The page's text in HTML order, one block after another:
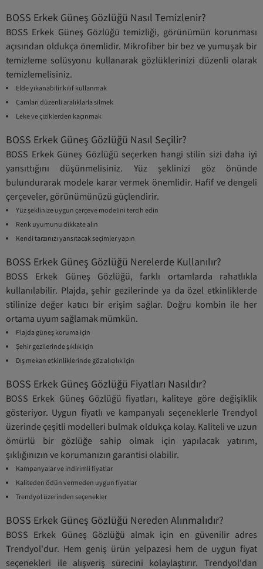
BOSS Erkek Güneş Gözlüğü Nasıl Temizlenir?
BOSS Erkek Güneş Gözlüğü temizliği, görünümün korunması
açısından oldukça önemlidir. Mikrofiber bir bez ve yumuşak bir
temizleme solüsyonu kullanarak gözlüklerinizi düzenli olarak
temizlemelisiniz.
Elde yıkanabilir kılıf kullanmak
Camları düzenli aralıklarla silmek
Leke ve çiziklerden kaçınmak
BOSS Erkek Güneş Gözlüğü Nasıl Seçilir?
BOSS Erkek Güneş Gözlüğü seçerken hangi stilin sizi daha iyi
yansıttığını düşünmelisiniz. Yüz şeklinizi göz önünde
bulundurarak modele karar vermek önemlidir. Hafif ve dengeli
çerçeveler, görünümünüzü güçlendirir.
Yüz şeklinize uygun çerçeve modelini tercih edin
Renk uyumunu dikkate alın
Kendi tarzınızı yansıtacak seçimler yapın
BOSS Erkek Güneş Gözlüğü Nerelerde Kullanılır?
BOSS Erkek Güneş Gözlüğü, farklı ortamlarda rahatlıkla
kullanılabilir. Plajda, şehir gezilerinde ya da özel etkinliklerde
stilinize değer katıcı bir erişim sağlar. Doğru kombin ile her
ortama uyum sağlamak mümkün.
Plajda güneş koruma için
Şehir gezilerinde şıklık için
Dış mekan etkinliklerinde göz alıcılık için
BOSS Erkek Güneş Gözlüğü Fiyatları Nasıldır?
BOSS Erkek Güneş Gözlüğü fiyatları, kaliteye göre değişiklik
gösteriyor. Uygun fiyatlı ve kampanyalı seçeneklerle Trendyol
üzerinde çeşitli modelleri bulmak oldukça kolay. Kaliteli ve uzun
ömürlü bir gözlüğe sahip olmak için yapılacak yatırım,
şıklığınızın ve korumanızın garantisi olabilir.
Kampanyalar ve indirimli fiyatlar
Kaliteden ödün vermeden uygun fiyatlar
Trendyol üzerinden seçenekler
BOSS Erkek Güneş Gözlüğü Nereden Alınmalıdır?
BOSS Erkek Güneş Gözlüğü almak için en güvenilir adres
Trendyol'dur. Hem geniş ürün yelpazesi hem de uygun fiyat
seçenekleri ile alışveriş sürecini kolaylaştırır. Trendyol'dan